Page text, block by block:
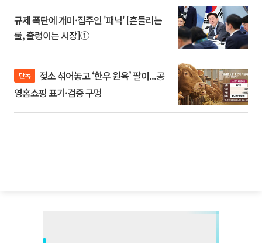
규제 폭탄에 개미·집주인 '패닉' [흔들리는
룰, 출렁이는 시장]①
단독
영홈쇼핑 표기·검증 구멍